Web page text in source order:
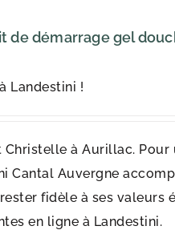
de démarrage gel
Landestini !
à Aurillac. Pour
Cantal Auvergne
fidèle à ses valeurs
en ligne à Landestini.